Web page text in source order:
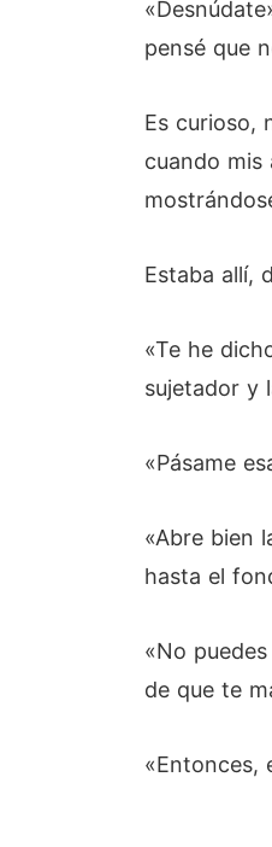
pensé que
Es curioso,
cuando mis
Estaba allí,
«Te he
sujetador y
«Pásame
«Abre bien
hasta el
«No
de que te
«Entonces,